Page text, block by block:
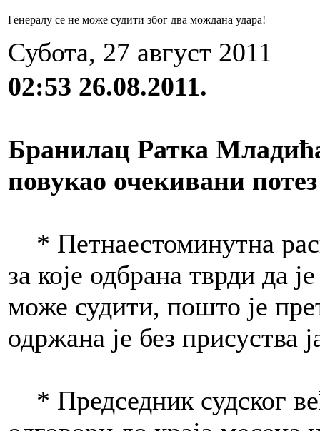
Генералу се не може судити због два мождана удара!
Субота, 27 август 2011
02:53 26.08.2011.
Бранилац Ратка
повукао очекивани потез
* Петнаестоминутна
за које одбрана тврди да
може судити, пошто је
одржана је без присуства
* Председник судског